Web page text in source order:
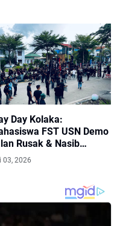
Day Kolaka:
FST USN Demo
Rusak & Nasib
Rakyat Bukan
3 Tuntutan: Tegakkan
Hapus Outsourcing,
K3 & BPJS
03, 2026